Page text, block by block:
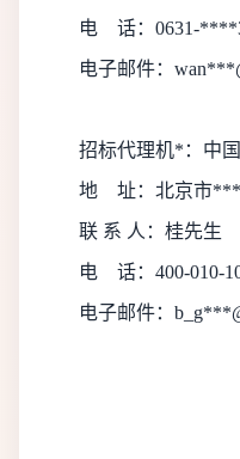
电
话： 0631-
电子邮件：
招标代理机*： 中
地
址： 北京市
联 系 人： 桂先生
电
话： 400-010-
电子邮件：